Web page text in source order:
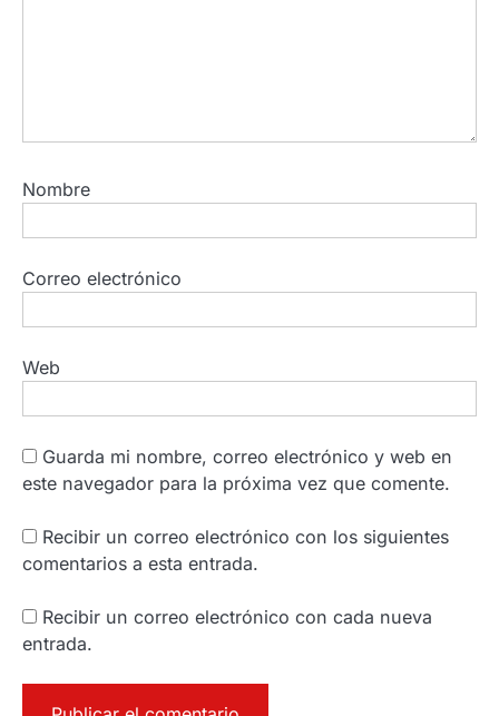
Nombre
Correo electrónico
Web
Guarda mi nombre, correo electrónico y web en
este navegador para la próxima vez que comente.
Recibir un correo electrónico con los siguientes
comentarios a esta entrada.
Recibir un correo electrónico con cada nueva
entrada.